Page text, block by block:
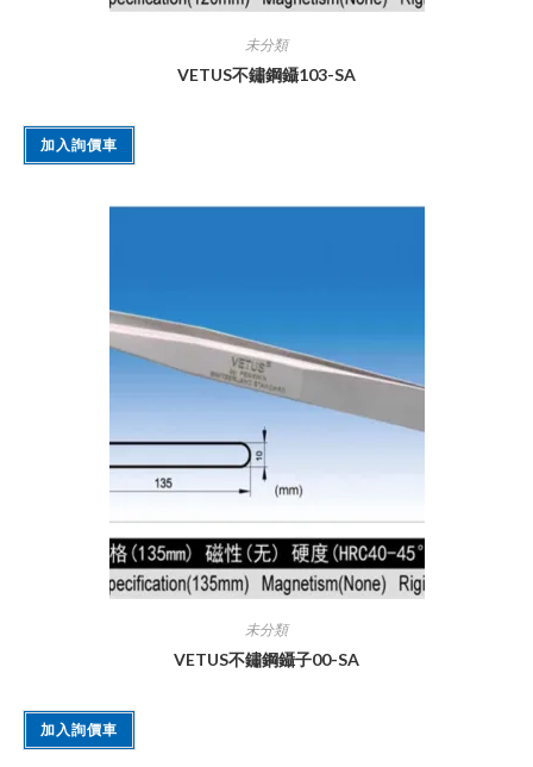
未分類
VETUS不鏽鋼鑷103-SA
加入詢價車
未分類
VETUS不鏽鋼鑷子00-SA
加入詢價車